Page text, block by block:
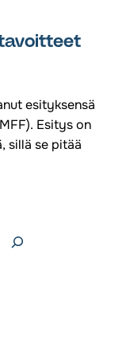
esityksensä
Esitys on
sillä se pitää